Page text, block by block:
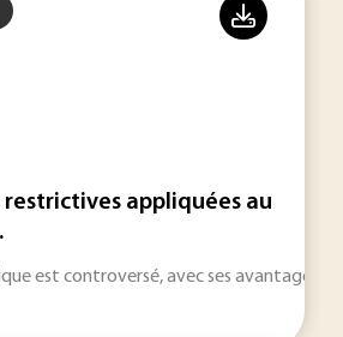
restrictives appliquées au
est controversé, avec ses avantages